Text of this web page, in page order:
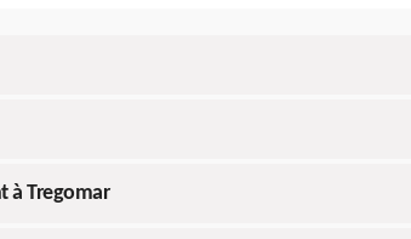
à Tregomar